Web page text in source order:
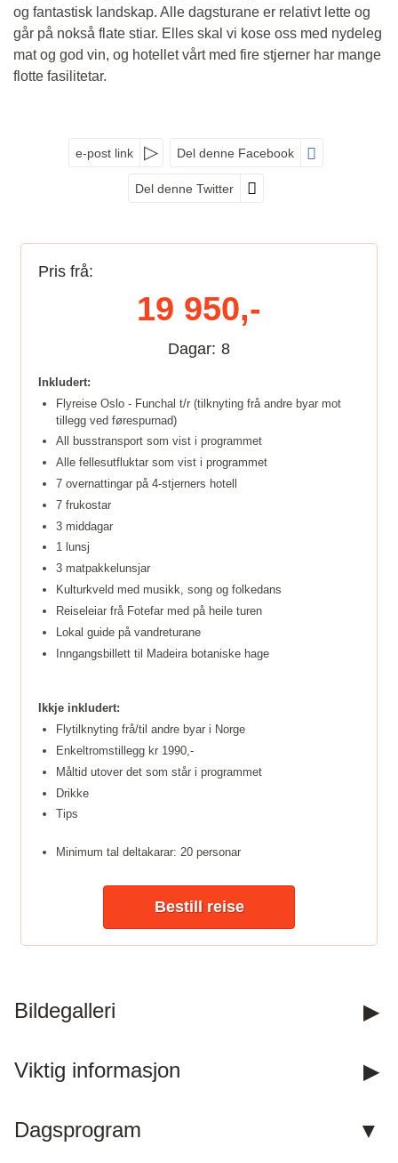
og fantastisk landskap. Alle dagsturane er relativt lette og
går på nokså flate stiar. Elles skal vi kose oss med nydeleg
mat og god vin, og hotellet vårt med fire stjerner har mange
flotte fasilitetar.
e-post link Del denne Facebook
Del denne Twitter
Pris frå:
19 950,-
Dagar: 8
Inkludert:
Flyreise Oslo - Funchal t/r (tilknyting frå andre byar mot
tillegg ved førespurnad)
All busstransport som vist i programmet
Alle fellesutfluktar som vist i programmet
7 overnattingar på 4-stjerners hotell
7 frukostar
3 middagar
1 lunsj
3 matpakkelunsjar
Kulturkveld med musikk, song og folkedans
Reiseleiar frå Fotefar med på heile turen
Lokal guide på vandreturane
Inngangsbillett til Madeira botaniske hage
Ikkje inkludert:
Flytilknyting frå/til andre byar i Norge
Enkeltromstillegg kr 1990,-
Måltid utover det som står i programmet
Drikke
Tips
Minimum tal deltakarar: 20 personar
Bestill reise
Bildegalleri
Viktig informasjon
Dagsprogram